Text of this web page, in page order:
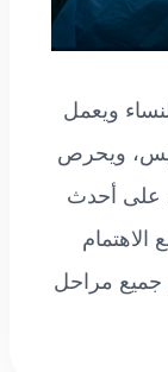
ويعمل
ويحرص
على أحدث
الاهتمام
جميع مراحل